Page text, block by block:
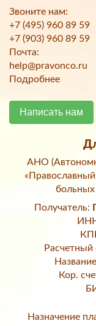
Звоните нам:
+7 (495) 960 89 59
+7 (903) 960 89 59
Почта:
help@pravonco.ru
Подробнее
Написать нам
АНО
больных
Получатель:
Расчетный
Кор.
Назначение